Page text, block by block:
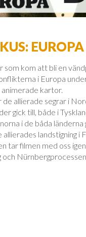
EUROPA
kom att bli en
i Europa
kartor.
allierade segrar i
gick till, både i
i de båda
landstigning i
tar filmen med oss
och